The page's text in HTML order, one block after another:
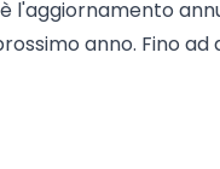
l'aggiornamento
anno. Fino ad